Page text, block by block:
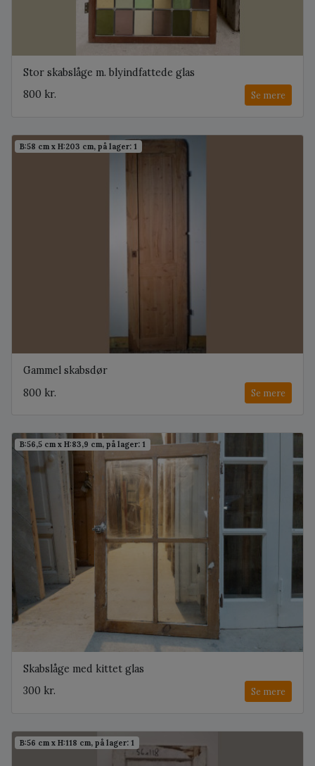
Stor skabslåge m. blyindfattede glas
800 kr.
Se mere
B:58 cm x H:203 cm, på lager: 1
Gammel skabsdør
800 kr.
Se mere
B:56,5 cm x H:83,9 cm, på lager: 1
Skabslåge med kittet glas
300 kr.
Se mere
B:56 cm x H:118 cm, på lager: 1